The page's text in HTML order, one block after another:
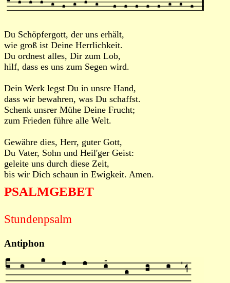
Du Schöpfergott, der uns erhält,
wie groß ist Deine Herrlichkeit.
Du ordnest alles, Dir zum Lob,
hilf, dass es uns zum Segen wird.
Dein Werk legst Du in unsre Hand,
dass wir bewahren, was Du schaffst.
Schenk unsrer Mühe Deine Frucht;
zum Frieden führe alle Welt.
Gewähre dies, Herr, guter Gott,
Du Vater, Sohn und Heil'ger Geist:
geleite uns durch diese Zeit,
bis wir Dich schaun in Ewigkeit. Amen.
PSALMGEBET
Stundenpsalm
Antiphon